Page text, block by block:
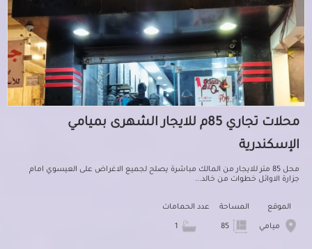
محلات تجاري 85م للايجار الشهرى بميامي
الإسكندرية
محل 85 متر للايجار من المالك مباشرة يصلح لجميع الاغراض على العيسوي امام
جزارة الاوائل خطوات من خالد...
الموقع
ميامي
المساحة
85
عدد الحمامات